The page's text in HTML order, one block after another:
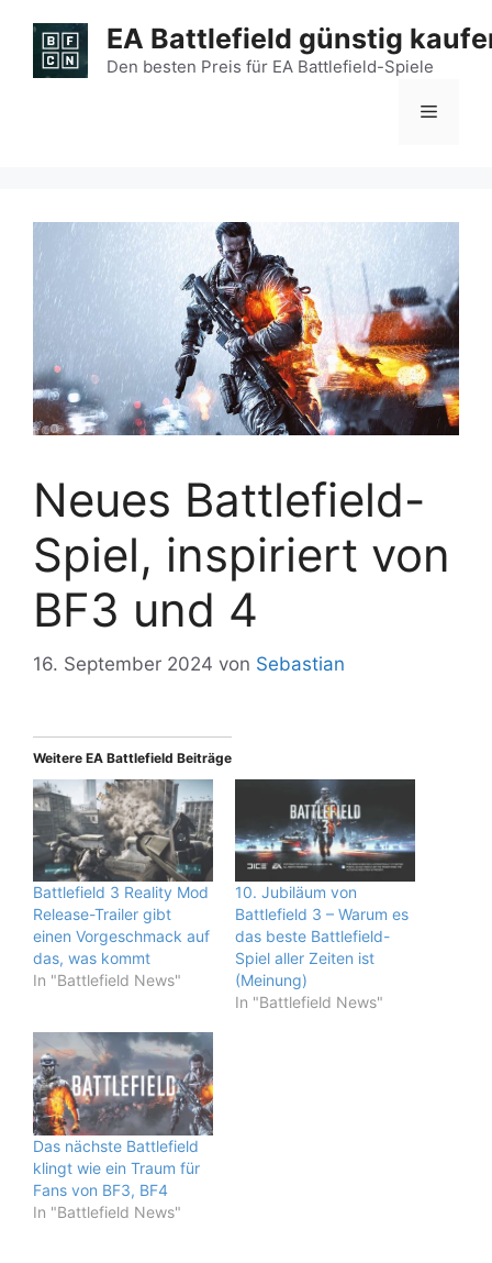
Inhalt
springen
EA Battlefield günstig
Den besten Preis für EA Battlefield-Spiele
Menü
Neues Battlefield-
Spiel, inspiriert von
BF3 und 4
16. September 2024 von Sebastian
Weitere EA Battlefield Beiträge
Battlefield 3 Reality Mod
Release-Trailer gibt
einen Vorgeschmack auf
das, was kommt
In "Battlefield News"
10. Jubiläum von
Battlefield 3 – Warum es
das beste Battlefield-
Spiel aller Zeiten ist
(Meinung)
In "Battlefield News"
Das nächste Battlefield
klingt wie ein Traum für
Fans von BF3, BF4
In "Battlefield News"